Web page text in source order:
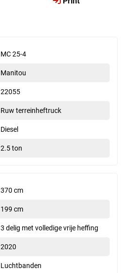
MC 25-4
Manitou
22055
Ruw terreinheftruck
Diesel
2.5 ton
370 cm
199 cm
3 delig met volledige vrije heffing
2020
Luchtbanden